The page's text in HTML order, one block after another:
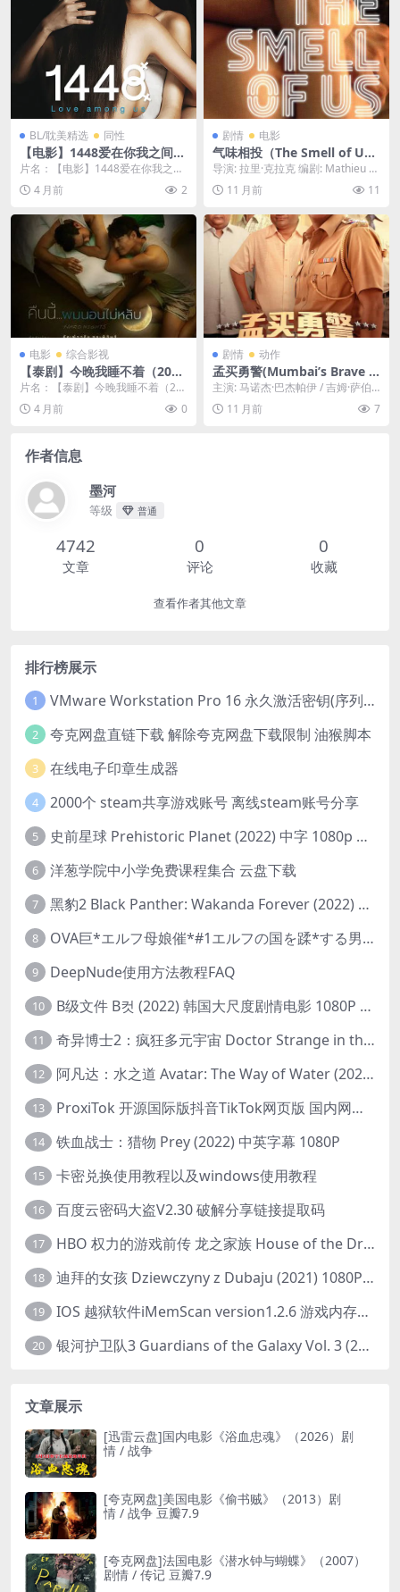
BL/耽美精选 同性
【电影】1448爱在你我之间
（2014） 网盘保存
片名：【电影】1448爱在你我之间
（2014） 网盘保存 分类：电影 年
份：20...
4 月前 2
剧情 电影
气味相投（The Smell of U
s）-2014-剧情-免费下载 🇫🇷一
电影，他们年轻、叛逆、沉迷
体来换取金钱，展现了当代青
年那如同他们身上的“气味”一
般，既迷人又危险的青春状态
🇫🇷｜ FR
导演: 拉里·克拉克 编剧: Mathieu La
ndais 又名: 我们的气味...
11 月前 11
电影 综合影视
【泰剧】今晚我睡不着（202
6）更新16集完结 1080P中文
字幕
片名：【泰剧】今晚我睡不着（20
26）更新16集完结 1080P中文字幕
分类：...
4 月前 0
剧情 动作
孟买勇警(Mumbai’s Brave C
op)-2025-动作-免费下载 🇮🇳
一部印度警匪动作片，一个来
自底层的孟买警察，为维护正
主演: 马诺杰·巴杰帕伊 / 吉姆·萨伯 /
吉里贾·奥克 / 萨钦·克德卡 /...
11 月前 7
作者信息
墨河
等级 普通
4742
文章
0
评论
0
收藏
查看作者其他文章
排行榜展示
1 VMware Workstation Pro 16 永久激活密钥(序列号)
2 夸克网盘直链下载 解除夸克网盘下载限制 油猴脚本
3 在线电子印章生成器
4 2000个 steam共享游戏账号 离线steam账号分享
5 史前星球 Prehistoric Planet (2022) 中字 1080p 高清 阿里云盘 2022.5.27已更新全集
6 洋葱学院中小学免费课程集合 云盘下载
7 黑豹2 Black Panther: Wakanda Forever (2022) 高清版
8 OVA巨*エルフ母娘催*#1エルフの国を蹂*する男。汚された女王と姫
9 DeepNude使用方法教程FAQ
10 B级文件 B컷 (2022) 韩国大尺度剧情电影 1080P 中字
11 奇异博士2：疯狂多元宇宙 Doctor Strange in the Multiverse of Madness (2022) 高清版1080p
12 阿凡达：水之道 Avatar: The Way of Water (2022) 1080p 2k 4k 中文字幕
13 ProxiTok 开源国际版抖音TikTok网页版 国内网络直连
14 铁血战士：猎物 Prey (2022) 中英字幕 1080P
15 卡密兑换使用教程以及windows使用教程
16 百度云密码大盗V2.30 破解分享链接提取码
17 HBO 权力的游戏前传 龙之家族 House of the Dragon (2022) 中字 1080P 更新4集
18 迪拜的女孩 Dziewczyny z Dubaju (2021) 1080P 中字
19 IOS 越狱软件iMemScan version1.2.6 游戏内存修改器
20 银河护卫队3 Guardians of the Galaxy Vol. 3 (2023)4K高清资源1080p只分享精品
文章展示
[迅雷云盘]国内电影《浴血忠魂》（2026）剧
情 / 战争
[夸克网盘]美国电影《偷书贼》（2013）剧
情 / 战争 豆瓣7.9
[夸克网盘]法国电影《潜水钟与蝴蝶》（2007）
剧情 / 传记 豆瓣7.9